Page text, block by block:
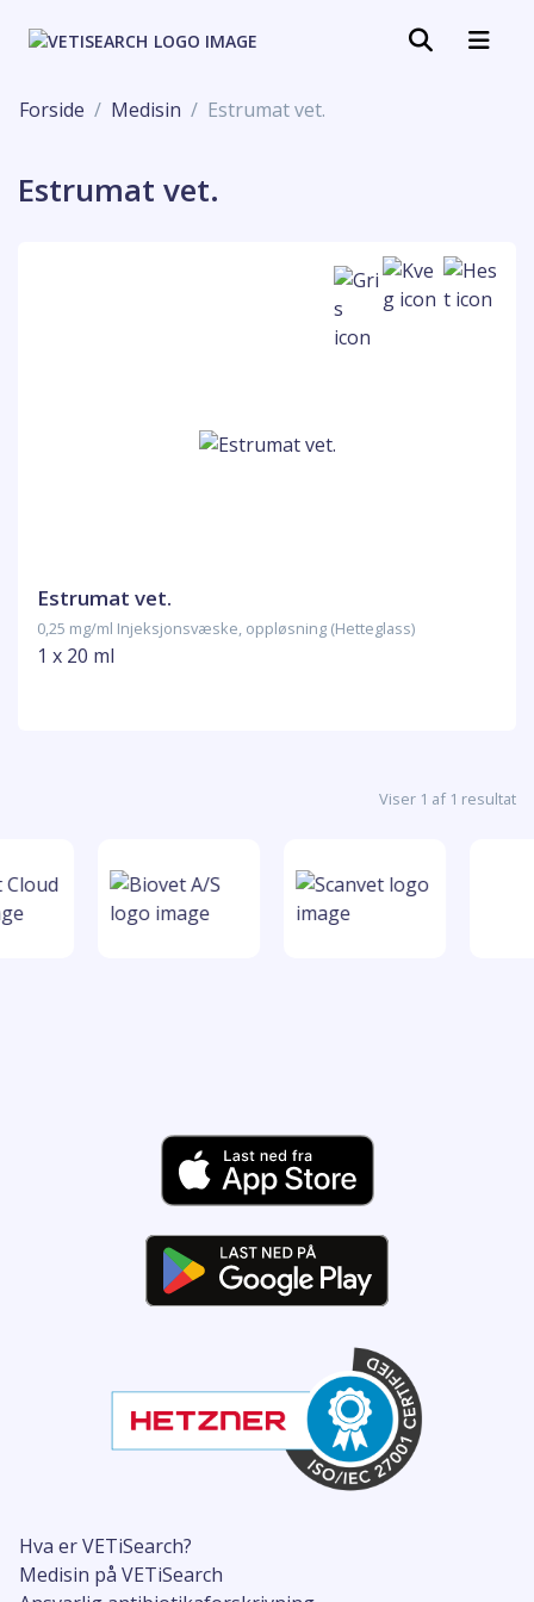
Forside Medisin Estrumat vet.
Estrumat vet.
Estrumat vet.
0,25 mg/ml Injeksjonsvæske, oppløsning (Hetteglass)
1 x 20 ml
Viser 1 af 1 resultat
Hva er VETiSearch?
Medisin på VETiSearch